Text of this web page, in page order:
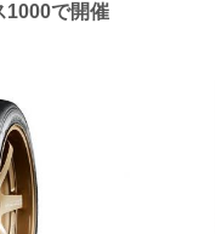
1000で開催